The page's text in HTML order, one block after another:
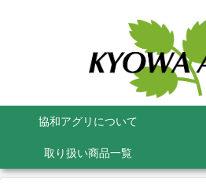
協和アグリについて
取り扱い商品一覧